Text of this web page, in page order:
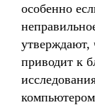
особенно
утверждают,
приводит к